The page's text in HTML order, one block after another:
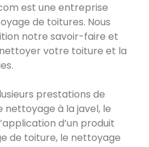
est une entreprise
de toitures. Nous
notre savoir-faire et
votre toiture et la
prestations de
à la javel, le
d’un produit
de toiture, le nettoyage